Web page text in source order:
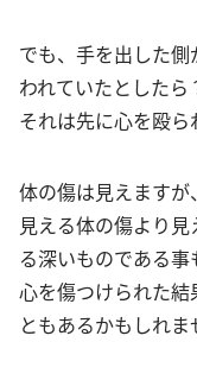
でも、手を出した
われていたとしたら
それは先に心を殴ら
体の傷は見えますが
見える体の傷より
る深いものである事
心を傷つけられた
ともあるかもしれま